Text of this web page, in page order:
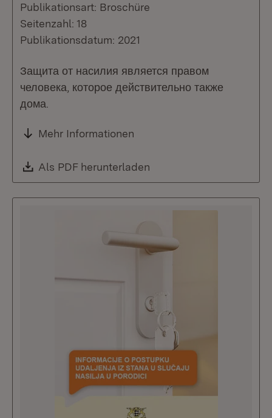
Publikationsart: Broschüre
Seitenzahl: 18
Publikationsdatum: 2021
Защита от насилия является правом
человека, которое действительно также
дома.
Mehr Informationen
Download:
Als PDF herunterladen